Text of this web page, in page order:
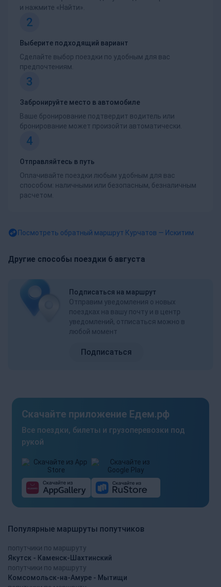
и нажмите «Найти».
2
Выберите подходящий вариант
Сделайте выбор поездки по удобным для вас
предпочтениям.
3
Забронируйте место в автомобиле
Ваше бронирование подтвердит водитель или
бронирование может произойти автоматически.
4
Отправляйтесь в путь
Оплачивайте поездки любым удобным для вас
способом: наличными или безопасным, безналичным
расчетом.
Посмотреть обратный маршрут Курчатов — Искитим
Другие способы поездки 6 августа
Подписаться на маршрут
Отправим уведомления о новых
поездках на вашу почту и в центр
уведомлений, отписаться можно в
любой момент
Подписаться
Скачайте приложение Едем.рф
Все поездки, билеты и грузоперевозки под
рукой
Популярные маршруты попутчиков
попутчики по маршруту
Якутск - Каменск-Шахтинский
попутчики по маршруту
Комсомольск-на-Амуре - Мытищи